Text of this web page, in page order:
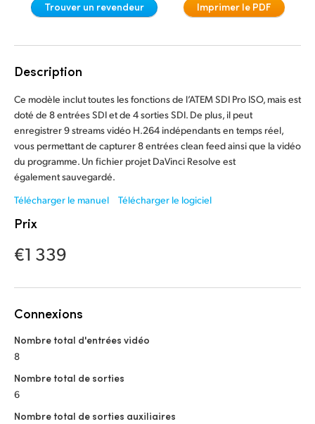
Spécifications
Hong Kong SAR, China
India
Italy
Japan
Poland
Trouver un revendeur Imprimer le PDF
Description
Ce modèle inclut toutes les fonctions de l’ATEM SDI Pro ISO, mais est
doté de 8 entrées SDI et de 4 sorties SDI. De plus, il peut
enregistrer 9 streams vidéo H.264 indépendants en temps réel,
vous permettant de capturer 8 entrées clean feed ainsi que la vidéo
du programme. Un fichier projet DaVinci Resolve est
également sauvegardé.
Télécharger le manuel
Télécharger le logiciel
Prix
€1 339
Connexions
Nombre total d'entrées vidéo
8
Nombre total de sorties
6
Nombre total de sorties auxiliaires